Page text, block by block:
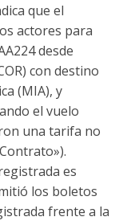
que el
actores para
desde
con destino
(MIA), y
el vuelo
una tarifa no
es
los boletos
frente a la